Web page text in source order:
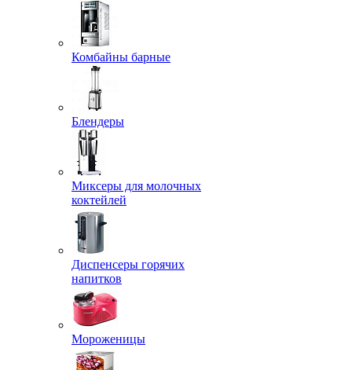
Комбайны барные
Блендеры
Миксеры для молочных
коктейлей
Диспенсеры горячих
напитков
Мороженицы